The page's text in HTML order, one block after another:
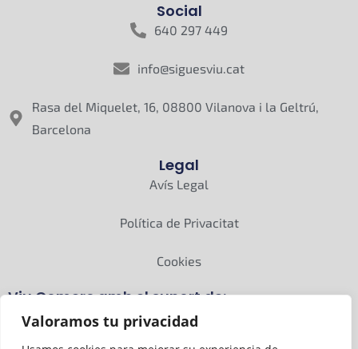
Valoramos tu privacidad
Social
640 297 449
info@siguesviu.cat
Rasa del Miquelet, 16, 08800 Vilanova i la Geltrú,
Barcelona
Legal
Avís Legal
Política de Privacitat
Cookies
Viu Comerç amb el suport de: